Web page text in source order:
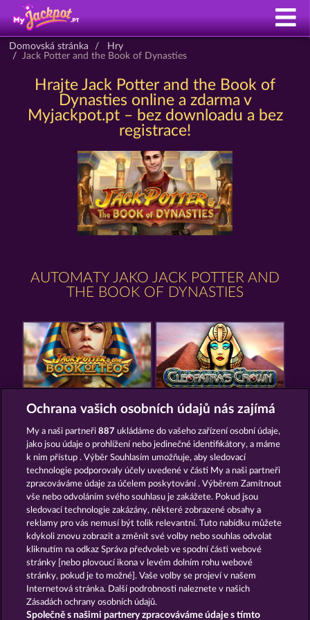
Domovská stránka
Hry
Jack Potter and the Book of Dynasties
Hrajte Jack Potter and the Book of
Dynasties online a zdarma v
Myjackpot.pt – bez downloadu a bez
registrace!
AUTOMATY JAKO JACK POTTER AND
THE BOOK OF DYNASTIES
CLEOPATRA'S CROWN
RAMSES BOOK LUCKY PHARAOH WILD
Podmínky Prohlášení o ochraně údajů
Kontakt Společnost Časté dotazy
Partnerský program Facebook
Ochrana vašich osobních údajů nás zajímá
My a naši partneři887 ukládáme do vašeho zařízení osobní údaje,
jako jsou údaje o prohlížení nebo jedinečné identifikátory, a máme
k nim přístup . Výběr Souhlasím umožňuje, aby sledovací
technologie podporovaly účely uvedené v části My a naši partneři
zpracováváme údaje za účelem poskytování . Výběrem Zamítnout
vše nebo odvoláním svého souhlasu je zakážete. Pokud jsou
sledovací technologie zakázány, některé zobrazené obsahy a
reklamy pro vás nemusí být tolik relevantní. Tuto nabídku můžete
kdykoli znovu zobrazit a změnit své volby nebo souhlas odvolat
kliknutím na odkaz Správa předvoleb ve spodní části webové
stránky [nebo plovoucí ikona v levém dolním rohu webové
stránky, pokud je to možné]. Vaše volby se projeví v našem
Internetová stránka. Další podrobnosti naleznete v našich
Zásadách ochrany osobních údajů.
Společně s našimi partnery zpracováváme údaje s tímto